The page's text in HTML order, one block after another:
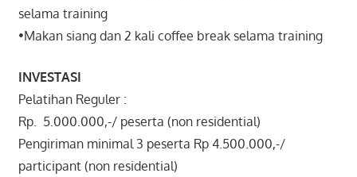
selama training
•Makan siang dan 2 kali coffee break selama training
INVESTASI
Pelatihan Reguler :
Rp. 5.000.000,-/ peserta (non residential)
Pengiriman minimal 3 peserta Rp 4.500.000,-/
participant (non residential)